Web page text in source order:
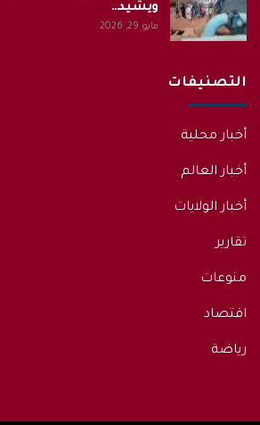
ويشيد…
مايو 29, 2026
التصنيفات
أخبار محلية
أخبار العالم
أخبار الولايات
تقارير
منوعات
اقتصاد
رياضة